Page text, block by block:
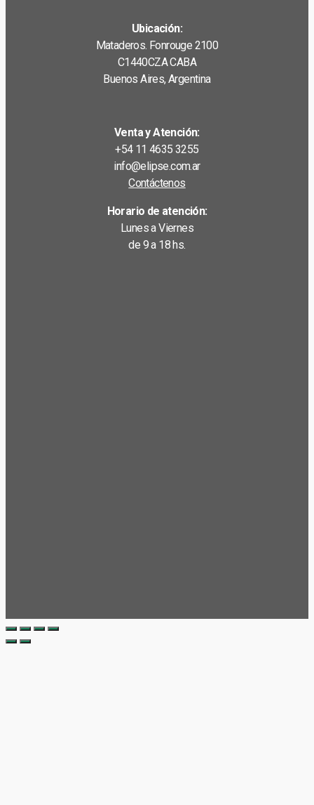
Ubicación:
Mataderos. Fonrouge 2100
C1440CZA CABA
Buenos Aires, Argentina
Venta y Atención:
+54 11 4635 3255
info@elipse.com.ar
Contáctenos
Horario de atención:
Lunes a Viernes
de 9 a 18 hs.